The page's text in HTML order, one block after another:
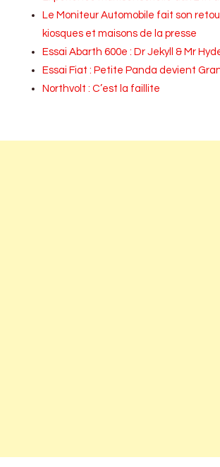
Le Moniteur Automobile fait son
kiosques et maisons de la presse
Essai Abarth 600e : Dr Jekyll & Mr
Essai Fiat : Petite Panda devient
Northvolt : C’est la faillite